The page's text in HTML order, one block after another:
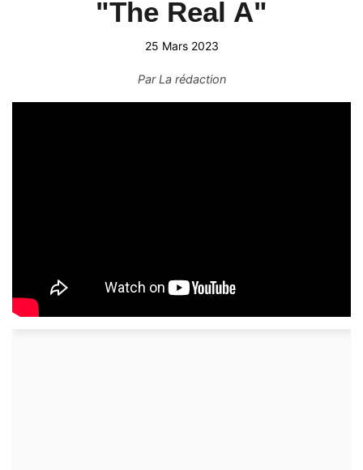
"The Real A"
25 Mars 2023
ParLa rédaction